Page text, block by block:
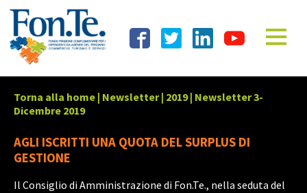
Torna alla home | Newsletter| 2019| Newsletter 3-
Dicembre 2019
AGLI ISCRITTI UNA QUOTA DEL SURPLUS DI
GESTIONE
Il Consiglio di Amministrazione di Fon.Te., nella seduta del